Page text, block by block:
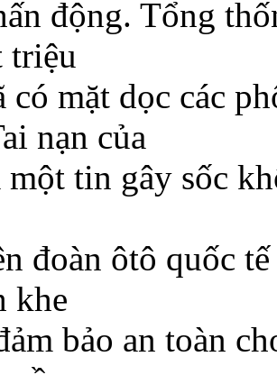
động. Tổng
triệu
có mặt dọc các
nạn của
một tin gây sốc
đoàn ôtô quốc
khe
bảo an toàn